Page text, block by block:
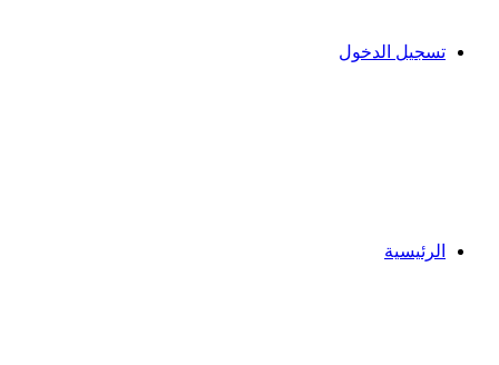
تسجيل الدخول
الرئيسية